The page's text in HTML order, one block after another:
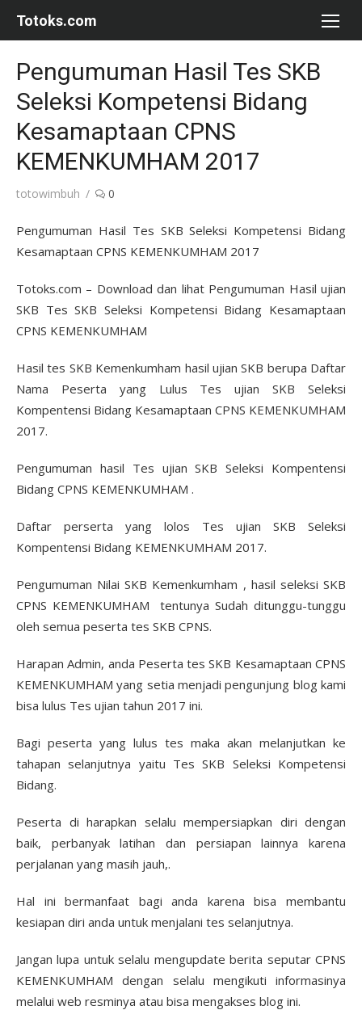
Totoks.com
Pengumuman Hasil Tes SKB
Seleksi Kompetensi Bidang
Kesamaptaan CPNS
KEMENKUMHAM 2017
Author
totowimbuh 0
Pengumuman Hasil Tes SKB Seleksi Kompetensi Bidang
Kesamaptaan CPNS KEMENKUMHAM 2017
Totoks.com – Download dan lihat Pengumuman Hasil ujian
SKB Tes SKB Seleksi Kompetensi Bidang Kesamaptaan
CPNS KEMENKUMHAM
Hasil tes SKB Kemenkumham hasil ujian SKB berupa Daftar
Nama Peserta yang Lulus Tes ujian SKB Seleksi
Kompentensi Bidang Kesamaptaan CPNS KEMENKUMHAM
2017.
Pengumuman hasil Tes ujian SKB Seleksi Kompentensi
Bidang CPNS KEMENKUMHAM .
Daftar perserta yang lolos Tes ujian SKB Seleksi
Kompentensi Bidang KEMENKUMHAM 2017.
Pengumuman Nilai SKB Kemenkumham , hasil seleksi SKB
CPNS KEMENKUMHAM tentunya Sudah ditunggu-tunggu
oleh semua peserta tes SKB CPNS.
Harapan Admin, anda Peserta tes SKB Kesamaptaan CPNS
KEMENKUMHAM yang setia menjadi pengunjung blog kami
bisa lulus Tes ujian tahun 2017 ini.
Bagi peserta yang lulus tes maka akan melanjutkan ke
tahapan selanjutnya yaitu Tes SKB Seleksi Kompetensi
Bidang.
Peserta di harapkan selalu mempersiapkan diri dengan
baik, perbanyak latihan dan persiapan lainnya karena
perjalanan yang masih jauh,.
Hal ini bermanfaat bagi anda karena bisa membantu
kesiapan diri anda untuk menjalani tes selanjutnya.
Jangan lupa untuk selalu mengupdate berita seputar CPNS
KEMENKUMHAM dengan selalu mengikuti informasinya
melalui web resminya atau bisa mengakses blog ini.